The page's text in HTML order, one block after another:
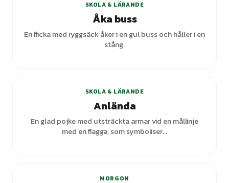
SKOLA & LÄRANDE
Åka buss
En flicka med ryggsäck åker i en gul buss och håller i en
stång.
SKOLA & LÄRANDE
Anlända
En glad pojke med utsträckta armar vid en mållinje
med en flagga, som symboliser...
MORGON